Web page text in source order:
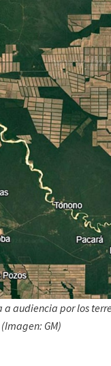
audiencia por los
GM)